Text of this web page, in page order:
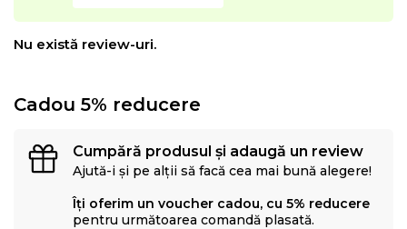
Nu există review-uri.
Cadou 5% reducere
Cumpără produsul și adaugă un review
Ajută-i și pe alții să facă cea mai bună alegere!
Îți oferim un voucher cadou, cu 5% reducere
pentru următoarea comandă plasată.